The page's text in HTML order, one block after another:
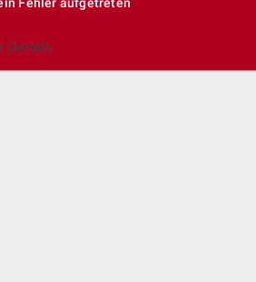
Details